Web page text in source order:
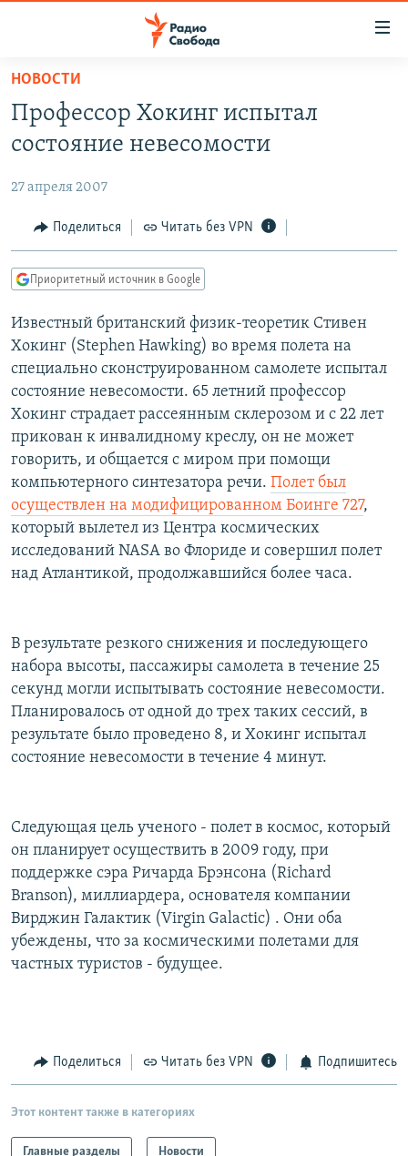
упрощенного
доступа
основному
Вернутся
главной
навигации
Вернутся
поиску
ПРОГРАММЫ
ПОДКАСТЫ
ЦИТАТЫ СВОБОДЫ
МНЕНИЯ
IDEL.РЕАЛИИ
КАВКАЗ.РЕАЛИИ
СЕВЕР.РЕАЛИИ
СИБИРЬ.РЕАЛИИ
РАСПИСАНИЕ ВЕЩАНИЯ
ПОДПИШИТЕСЬ НА РАССЫЛКУ
СОЦИАЛЬНЫЕ СЕТИ
НОВОСТИ
Профессор Хокинг испытал
состояние невесомости
27 апреля 2007
Поделиться Читать без VPN
Приоритетный источник в Google
Известный британский физик-теоретик Стивен
Хокинг (Stephen Hawking) во время полета на
специально сконструированном самолете испытал
состояние невесомости. 65 летний профессор
Хокинг страдает рассеянным склерозом и с 22 лет
прикован к инвалидному креслу, он не может
говорить, и общается с миром при помощи
компьютерного синтезатора речи. Полет был
осуществлен на модифицированном Боинге 727,
который вылетел из Центра космических
исследований NASA во Флориде и совершил полет
над Атлантикой, продолжавшийся более часа.
В результате резкого снижения и последующего
набора высоты, пассажиры самолета в течение 25
секунд могли испытывать состояние невесомости.
Планировалось от одной до трех таких сессий, в
результате было проведено 8, и Хокинг испытал
состояние невесомости в течение 4 минут.
Следующая цель ученого - полет в космос, который
он планирует осуществить в 2009 году, при
поддержке сэра Ричарда Брэнсона (Richard
Branson), миллиардера, основателя компании
Вирджин Галактик (Virgin Galactic) . Они оба
убеждены, что за космическими полетами для
частных туристов - будущее.
Поделиться Читать без VPN Подпишитесь
Этот контент также в категориях
Главные разделы Новости